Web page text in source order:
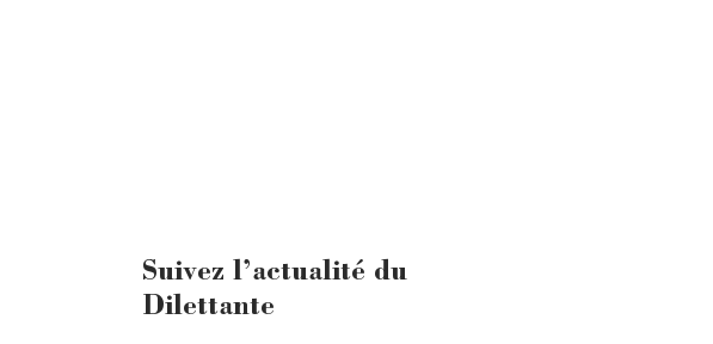
Suivez l’actualité du
Dilettante